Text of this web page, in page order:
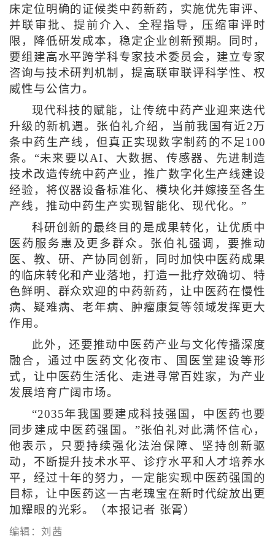
床定位明确的证候类中药新药，实施优先审评、
并联审批、提前介入、全程指导，压缩审评时
限，降低研发成本，稳定企业创新预期。同时，
要组建高水平跨学科专家技术委员会，建立专家
咨询与技术研判机制，提高联审联评科学性、权
威性与公信力。
现代科技的赋能，让传统中药产业迎来迭代
升级的新机遇。张伯礼介绍，当前我国有近2万
条中药生产线，但真正实现数字制药的不足100
条。“未来要以AI、大数据、传感器、先进制造
技术改造传统中药产业，推广数字化生产线建设
经验，将仪器设备标准化、模块化并嫁接至各生
产线，推动中药生产实现智能化、现代化。”
科研创新的最终目的是成果转化，让优质中
医药服务惠及更多群众。张伯礼强调，要推动
医、教、研、产协同创新，同时加快中医药成果
的临床转化和产业落地，打造一批疗效确切、特
色鲜明、群众欢迎的中药新药，让中医药在慢性
病、疑难病、老年病、肿瘤康复等领域发挥更大
作用。
此外，还要推动中医药产业与文化传播深度
融合，通过中医药文化夜市、国医堂建设等形
式，让中医药生活化、走进寻常百姓家，为产业
发展培育广阔市场。
“2035年我国要建成科技强国，中医药也要
同步建成中医药强国。”张伯礼对此满怀信心，
他表示，只要持续强化法治保障、坚持创新驱
动，不断提升技术水平、诊疗水平和人才培养水
平，经过十年的努力，一定能实现中医药强国的
目标，让中医药这一古老瑰宝在新时代绽放出更
加耀眼的光彩。（ 本报记者 张霄 ）
编辑：刘茜